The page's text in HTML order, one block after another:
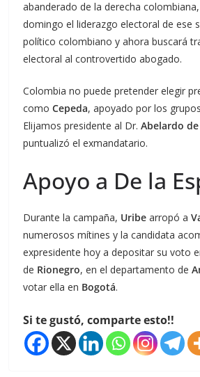
abanderado de la derecha
domingo el liderazgo electoral de ese
político colombiano y ahora buscará
electoral al controvertido abogado.
Colombia no puede pretender elegir
comoCepeda, apoyado por los
Elijamos presidente al Dr.Abelardo
puntualizó el exmandatario.
Apoyo a De la
Durante la campaña, Uribe arropó a
numerosos mítines y la candidata
expresidente hoy a depositar su voto
de Rionegro, en el departamento de
votar ella en Bogotá.
Si te gustó, comparte esto!!